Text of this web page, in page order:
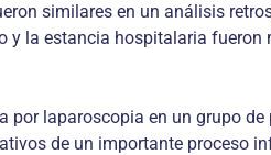
similares en un análisis
la estancia hospitalaria fueron
laparoscopia en un grupo
de un importante proceso